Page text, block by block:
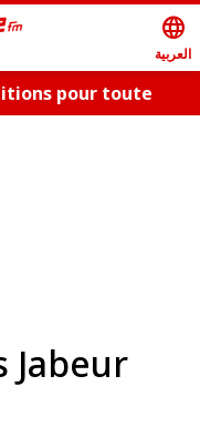
language
العربية
pour toute
Jabeur